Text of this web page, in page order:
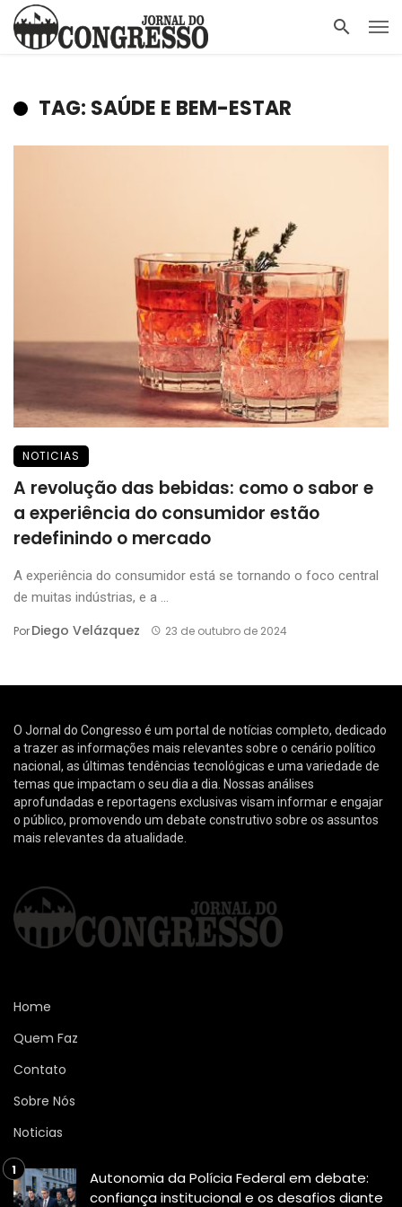
TAG: SAÚDE E BEM-ESTAR
NOTICIAS
A revolução das bebidas: como o sabor e
a experiência do consumidor estão
redefinindo o mercado
A experiência do consumidor está se tornando o foco central
de muitas indústrias, e a ...
PorDiego Velázquez 23 de outubro de 2024
O Jornal do Congresso é um portal de notícias completo, dedicado
a trazer as informações mais relevantes sobre o cenário político
nacional, as últimas tendências tecnológicas e uma variedade de
temas que impactam o seu dia a dia. Nossas análises
aprofundadas e reportagens exclusivas visam informar e engajar
o público, promovendo um debate construtivo sobre os assuntos
mais relevantes da atualidade.
Home
Quem Faz
Contato
Sobre Nós
Noticias
Autonomia da Polícia Federal em debate:
confiança institucional e os desafios diante